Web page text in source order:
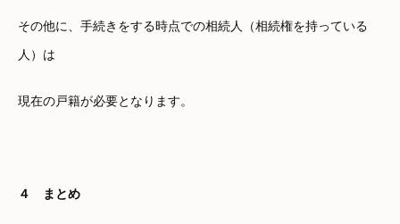
その他に、手続きをする時点での相続人（相続権を持っている
人）は
現在の戸籍が必要となります。
４ まとめ